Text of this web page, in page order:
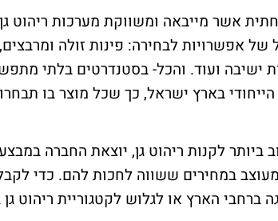
אשר מייבאה ומשווקת מערכות ריהוט
של אפשרויות לבחירה: פינות זולה
ישיבה ועוד. והכל- בסטנדרטים בלתי
בארץ ישראל, כך שכל מוצר בו
ביותר לקנות ריהוט גן, יוצאת החברה
ומעוצב במחירים ששווה לחכות להם. כדי
ברחבי הארץ או לגלוש לקטגוריית ריהוט